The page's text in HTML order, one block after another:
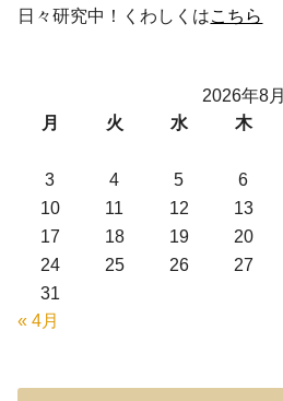
日々研究中！くわしくはこちら
2026年8月
月
火 水 木
3
4 5 6
10
11 12 13
17
18 19 20
24
25 26 27
31
« 4月